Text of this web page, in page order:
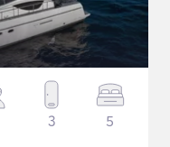
3 5